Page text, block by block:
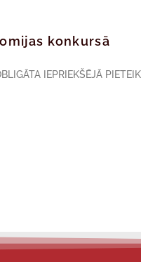
konkursā
IEPRIEKŠĒJĀ